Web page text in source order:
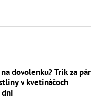
dovolenku? Trik za pár
v kvetináčoch
dni